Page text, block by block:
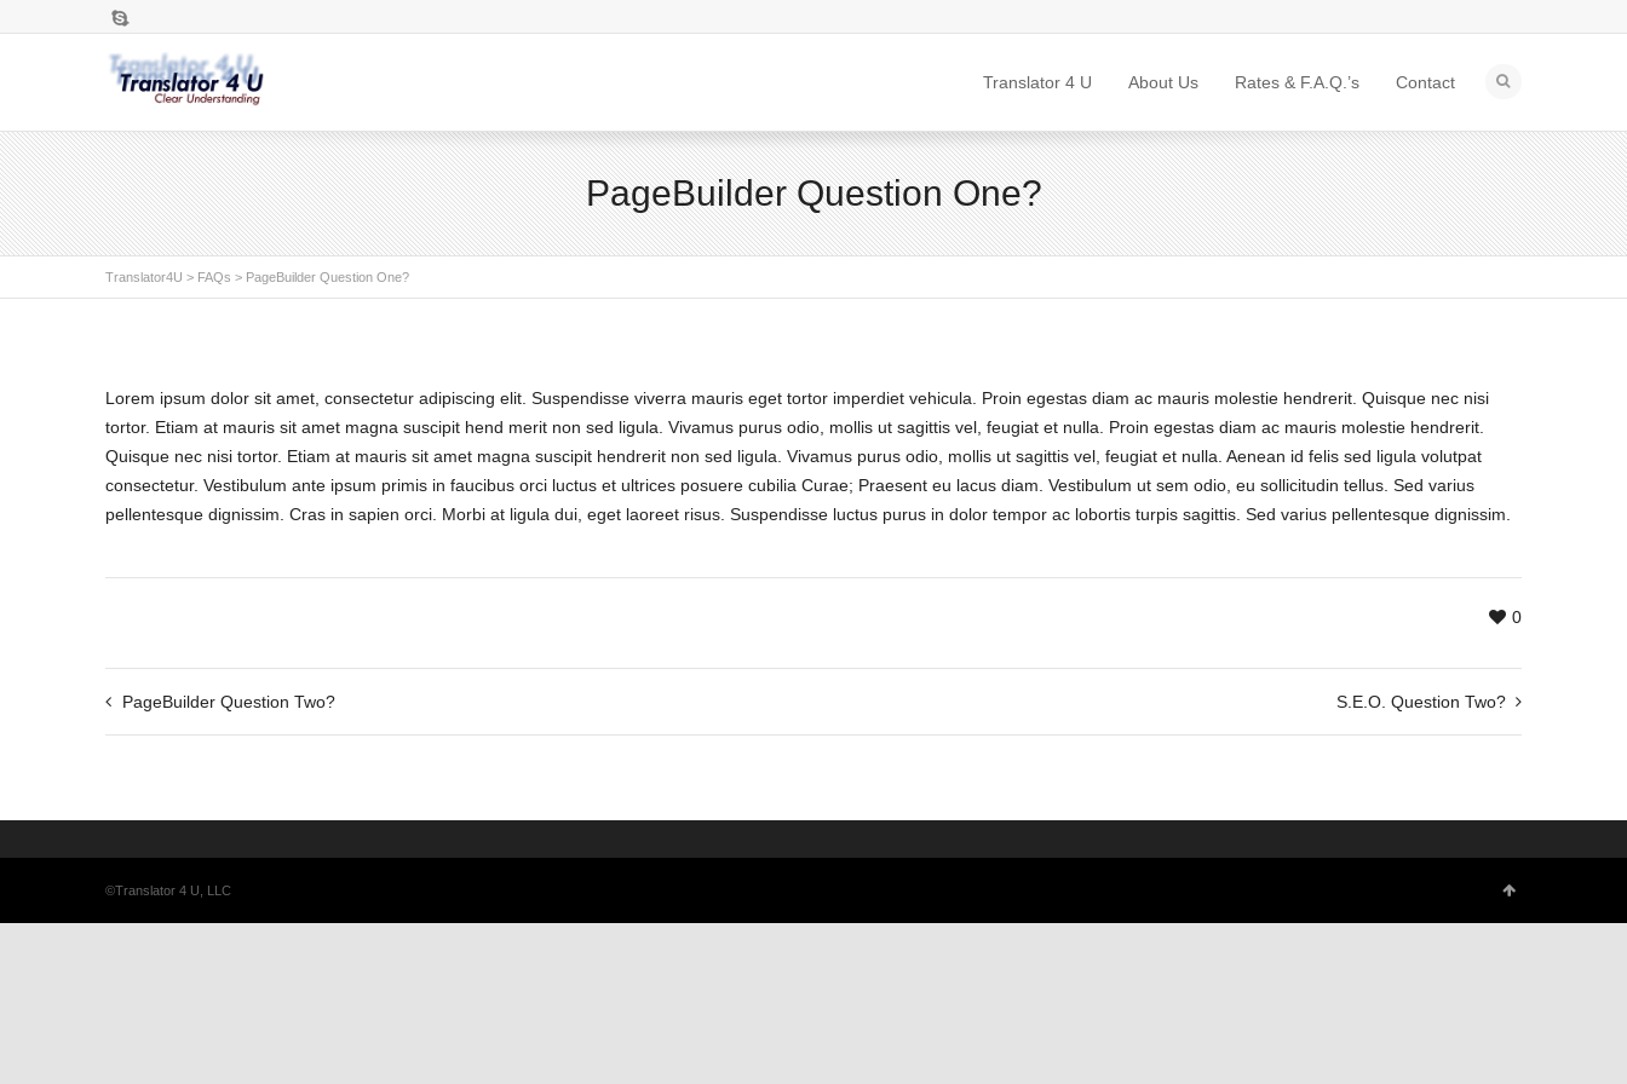
Translator 4 U About Us Rates & F.A.Q.’s Contact
PageBuilder Question One?
Translator4U > FAQs > PageBuilder Question One?
Lorem ipsum dolor sit amet, consectetur adipiscing elit. Suspendisse viverra mauris eget tortor imperdiet vehicula. Proin egestas diam ac mauris molestie hendrerit. Quisque nec nisi
tortor. Etiam at mauris sit amet magna suscipit hend merit non sed ligula. Vivamus purus odio, mollis ut sagittis vel, feugiat et nulla. Proin egestas diam ac mauris molestie hendrerit.
Quisque nec nisi tortor. Etiam at mauris sit amet magna suscipit hendrerit non sed ligula. Vivamus purus odio, mollis ut sagittis vel, feugiat et nulla. Aenean id felis sed ligula volutpat
consectetur. Vestibulum ante ipsum primis in faucibus orci luctus et ultrices posuere cubilia Curae; Praesent eu lacus diam. Vestibulum ut sem odio, eu sollicitudin tellus. Sed varius
pellentesque dignissim. Cras in sapien orci. Morbi at ligula dui, eget laoreet risus. Suspendisse luctus purus in dolor tempor ac lobortis turpis sagittis. Sed varius pellentesque dignissim.
0
PageBuilder Question Two? S.E.O. Question Two?
©Translator 4 U, LLC